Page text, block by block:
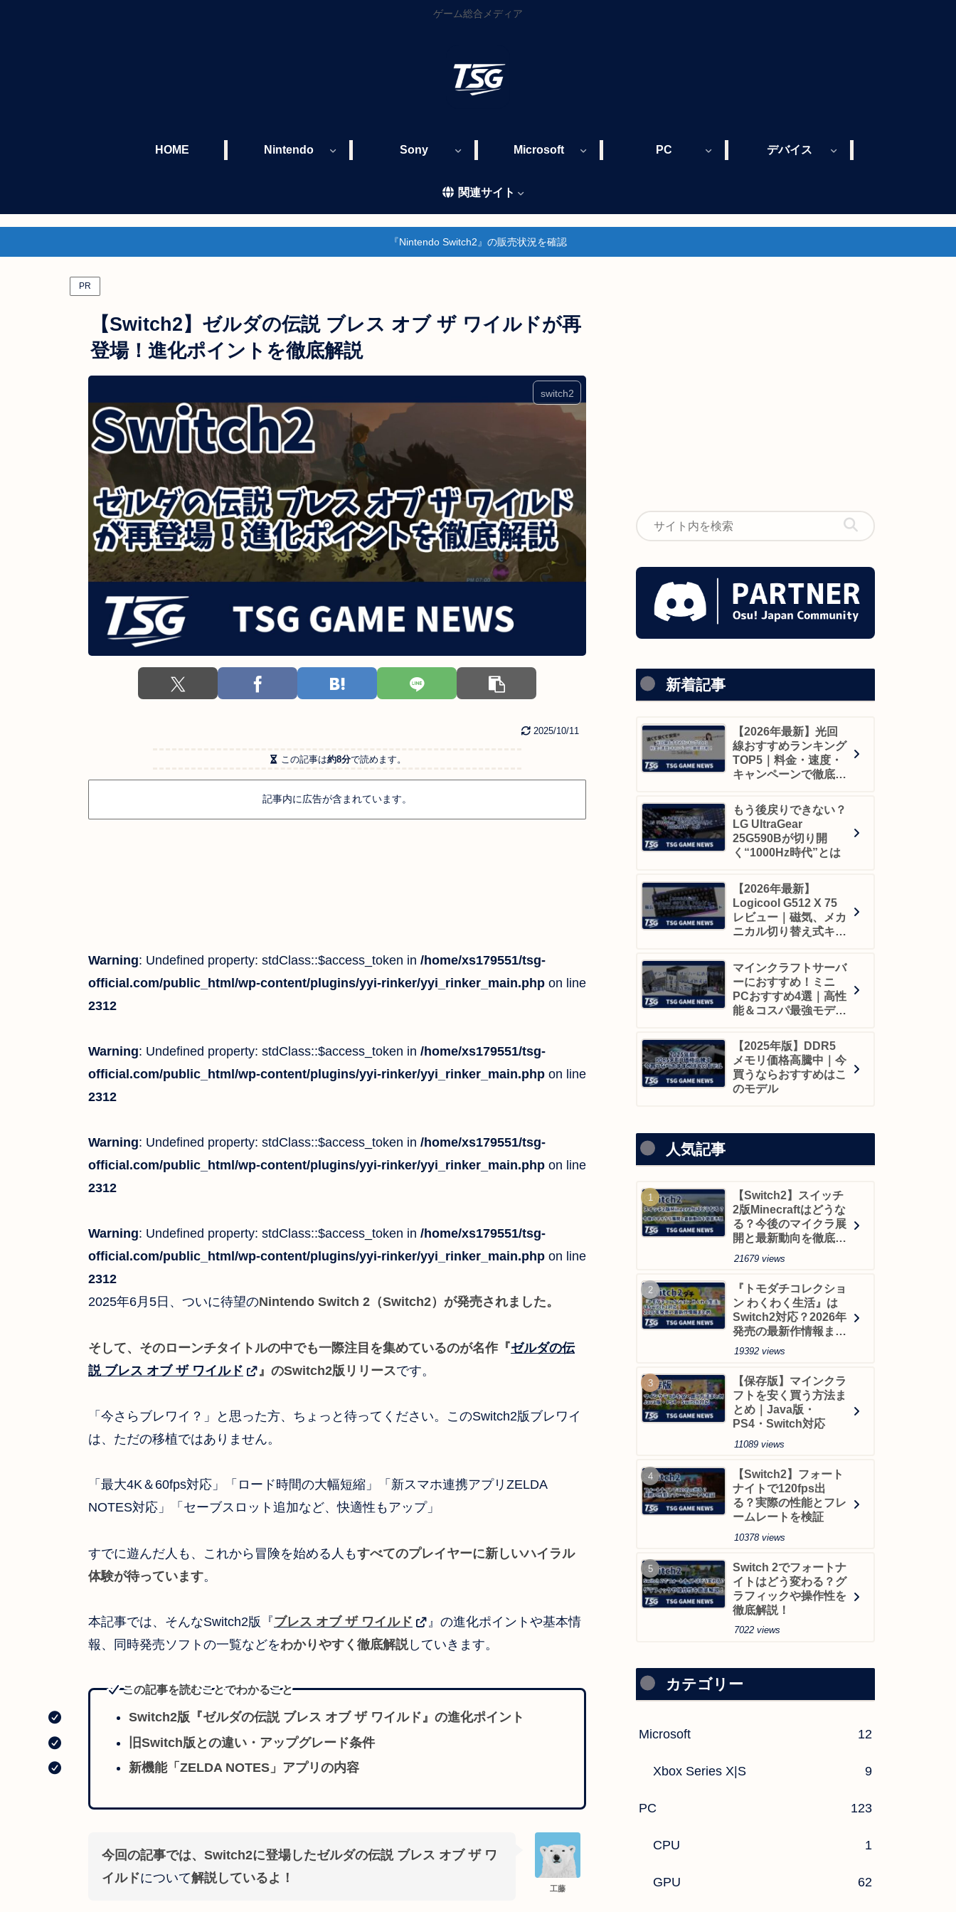
ゲーム総合メディア
HOME Nintendo Sony Microsoft PC デバイス
関連サイト
『Nintendo Switch2』の販売状況を確認
PR
【Switch2】ゼルダの伝説 ブレス オブ ザ ワイルドが再
登場！進化ポイントを徹底解説
switch2
2025/10/11
この記事は約8分で読めます。
記事内に広告が含まれています。
Warning: Undefined property: stdClass::$access_token in /home/xs179551/tsg-
official.com/public_html/wp-content/plugins/yyi-rinker/yyi_rinker_main.php on line
2312
Warning: Undefined property: stdClass::$access_token in /home/xs179551/tsg-
official.com/public_html/wp-content/plugins/yyi-rinker/yyi_rinker_main.php on line
2312
Warning: Undefined property: stdClass::$access_token in /home/xs179551/tsg-
official.com/public_html/wp-content/plugins/yyi-rinker/yyi_rinker_main.php on line
2312
Warning: Undefined property: stdClass::$access_token in /home/xs179551/tsg-
official.com/public_html/wp-content/plugins/yyi-rinker/yyi_rinker_main.php on line
2312
2025年6月5日、ついに待望のNintendo Switch 2（Switch2） が発売されました。
そして、そのローンチタイトルの中でも一際注目を集めているのが名作『ゼルダの伝
説 ブレス オブ ザ ワイルド
』のSwitch2版リリースです。
「今さらブレワイ？」と思った方、ちょっと待ってください。このSwitch2版ブレワイ
は、ただの移植ではありません。
「最大4K＆60fps対応」「ロード時間の大幅短縮」「新スマホ連携アプリZELDA
NOTES対応」「セーブスロット追加など、快適性もアップ」
すでに遊んだ人も、これから冒険を始める人もすべてのプレイヤーに新しいハイラル
体験が待っています。
本記事では、そんなSwitch2版『ブレス オブ ザ ワイルド
』の進化ポイントや基本情
報、同時発売ソフトの一覧などをわかりやすく徹底解説していきます。
この記事を読むことでわかること
Switch2版『ゼルダの伝説 ブレス オブ ザ ワイルド』の進化ポイント
旧Switch版との違い・アップグレード条件
新機能「ZELDA NOTES」アプリの内容
工藤
今回の記事では、Switch2に登場したゼルダの伝説 ブレス オブ ザ ワ
イルドについて解説しているよ！
新着記事
【2026年最新】光回
線おすすめランキング
TOP5｜料金・速度・
キャンペーンで徹底比
もう後戻りできない？
LG UltraGear
25G590Bが切り開
く“1000Hz時代”とは
【2026年最新】
Logicool G512 X 75
レビュー｜磁気、メカ
ニカル切り替え式キー
マインクラフトサーバ
ーにおすすめ！ミニ
PCおすすめ4選｜高性
能＆コスパ最強モデル
【2025年版】DDR5
メモリ価格高騰中｜今
買うならおすすめはこ
のモデル
人気記事
【Switch2】スイッチ
2版Minecraftはどうな
る？今後のマイクラ展
開と最新動向を徹底予
想
21679 views
『トモダチコレクショ
ン わくわく生活』は
Switch2対応？2026年
発売の最新作情報まと
め
19392 views
【保存版】マインクラ
フトを安く買う方法ま
とめ｜Java版・
PS4・Switch対応
11089 views
【Switch2】フォート
ナイトで120fps出
る？実際の性能とフレ
ームレートを検証
10378 views
Switch 2でフォートナ
イトはどう変わる？グ
ラフィックや操作性を
徹底解説！
7022 views
カテゴリー
Microsoft 12
Xbox Series X|S 9
PC 123
CPU 1
GPU 62